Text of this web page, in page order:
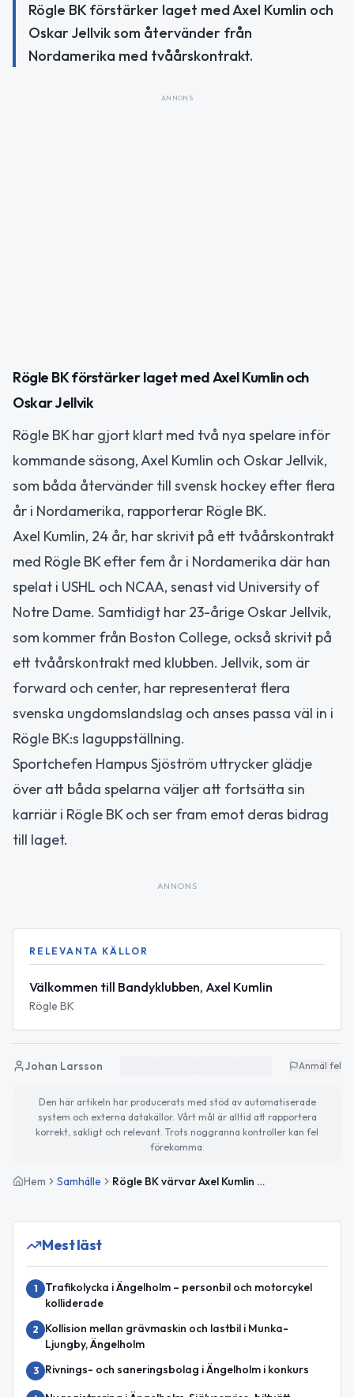
Rögle BK förstärker laget med Axel Kumlin och
Oskar Jellvik som återvänder från
Nordamerika med tvåårskontrakt.
ANNONS
Rögle BK förstärker laget med Axel Kumlin och
Oskar Jellvik
Rögle BK har gjort klart med två nya spelare inför
kommande säsong, Axel Kumlin och Oskar Jellvik,
som båda återvänder till svensk hockey efter flera
år i Nordamerika, rapporterar Rögle BK.
Axel Kumlin, 24 år, har skrivit på ett tvåårskontrakt
med Rögle BK efter fem år i Nordamerika där han
spelat i USHL och NCAA, senast vid University of
Notre Dame. Samtidigt har 23-årige Oskar Jellvik,
som kommer från Boston College, också skrivit på
ett tvåårskontrakt med klubben. Jellvik, som är
forward och center, har representerat flera
svenska ungdomslandslag och anses passa väl in i
Rögle BK:s laguppställning.
Sportchefen Hampus Sjöström uttrycker glädje
över att båda spelarna väljer att fortsätta sin
karriär i Rögle BK och ser fram emot deras bidrag
till laget.
ANNONS
RELEVANTA KÄLLOR
Välkommen till Bandyklubben, Axel Kumlin
Rögle BK
Johan Larsson Anmäl fel
Den här artikeln har producerats med stöd av automatiserade
system och externa datakällor. Vårt mål är alltid att rapportera
korrekt, sakligt och relevant. Trots noggranna kontroller kan fel
förekomma.
Hem Samhälle Rögle BK värvar Axel Kumlin och Oskar Jellvik till laget
Mest läst
1
Trafikolycka i Ängelholm – personbil och motorcykel
kolliderade
2
Kollision mellan grävmaskin och lastbil i Munka-
Ljungby, Ängelholm
3 Rivnings- och saneringsbolag i Ängelholm i konkurs